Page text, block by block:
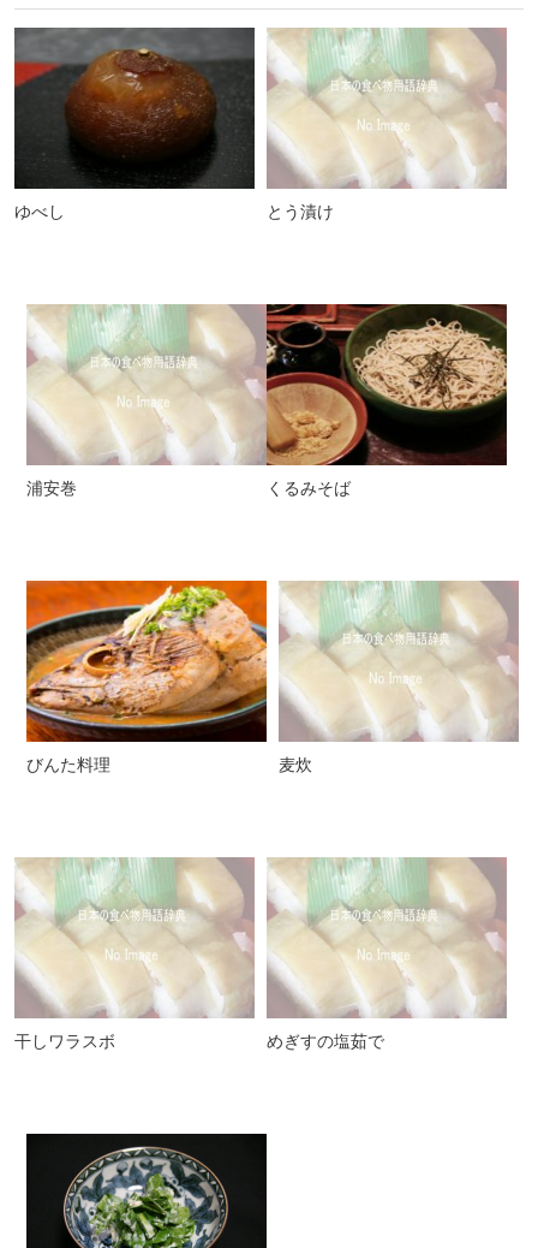
ゆべし とう漬け
浦安巻 くるみそば
びんた料理 麦炊
干しワラスボ めぎすの塩茹で